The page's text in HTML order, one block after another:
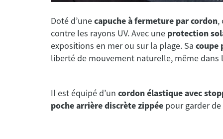
Doté d’unecapuche à fermeture par cordon,
contre les rayons UV. Avec une protection
expositions en mer ou sur la plage. Sa coupe
liberté de mouvement naturelle, même dans
Il est équipé d’un cordon élastique avec
poche arrière discrète zippée pour garder